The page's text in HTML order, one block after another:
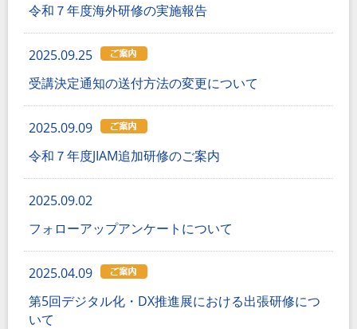
令和７年度海外研修の実施報告
2025.09.25
受講決定通知の送付方法の変更について
2025.09.09
令和７年度JIAM追加研修のご案内
2025.09.02
フォローアップアンケートについて
2025.04.09
第5回デジタル化・DX推進展における出張研修につ
いて